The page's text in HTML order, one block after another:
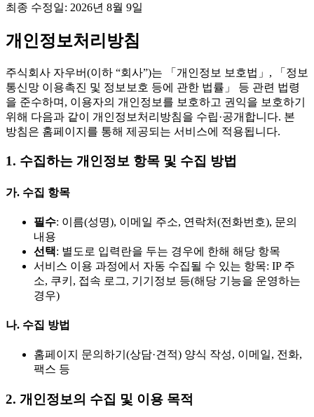
최종 수정일: 2026년 8월 9일
개인정보처리방침
주식회사 자우버(이하 “회사”)는 「개인정보 보호법」, 「정보
통신망 이용촉진 및 정보보호 등에 관한 법률」 등 관련 법령
을 준수하며, 이용자의 개인정보를 보호하고 권익을 보호하기
위해 다음과 같이 개인정보처리방침을 수립·공개합니다. 본
방침은 홈페이지를 통해 제공되는 서비스에 적용됩니다.
1. 수집하는 개인정보 항목 및 수집 방법
가. 수집 항목
필수: 이름(성명), 이메일 주소, 연락처(전화번호), 문의
내용
선택: 별도로 입력란을 두는 경우에 한해 해당 항목
서비스 이용 과정에서 자동 수집될 수 있는 항목: IP 주
소, 쿠키, 접속 로그, 기기정보 등(해당 기능을 운영하는
경우)
나. 수집 방법
홈페이지 문의하기(상담·견적) 양식 작성, 이메일, 전화,
팩스 등
2. 개인정보의 수집 및 이용 목적